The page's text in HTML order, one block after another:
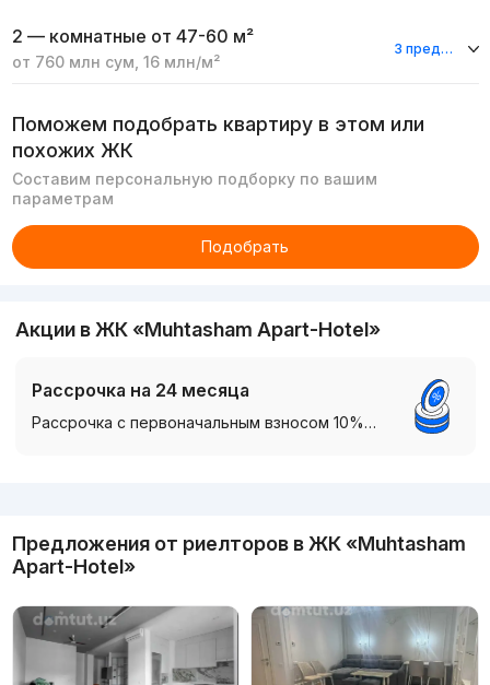
2 — комнатные от 47-60 м²
от 760 млн сум 16 млн/м²
3 предложения
Поможем подобрать квартиру в этом или
похожих ЖК
Составим персональную подборку по вашим
параметрам
Подобрать
Акции в ЖК «Muhtasham Apart-Hotel»
Рассрочка на 24 месяца
Рассрочка с первоначальным взносом 10%…
Предложения от риелторов в ЖК «Muhtasham
Apart-Hotel»